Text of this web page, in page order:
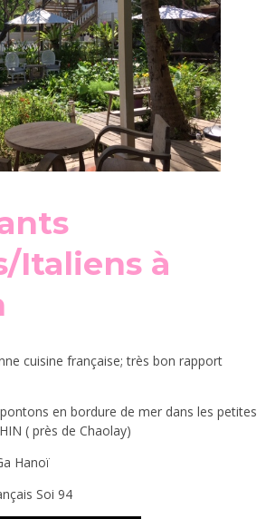
Italiens à
cuisine française; très bon rapport
en bordure de mer dans les petites
( près de Chaolay)
Hanoï
Soi 94